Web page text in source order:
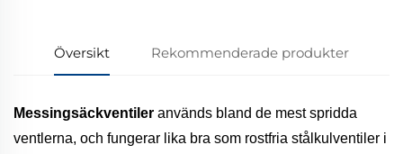
Översikt Rekommenderade produkter
Messingsäckventiler används bland de mest spridda
ventlerna, och fungerar lika bra som rostfria stålkulventiler i